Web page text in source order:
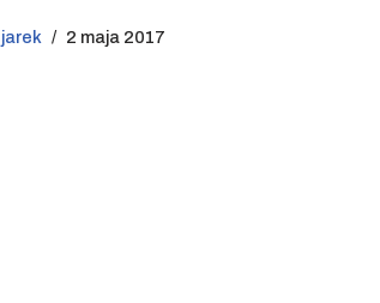
jarek 2 maja 2017